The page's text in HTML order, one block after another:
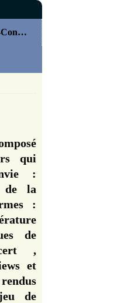
On joue (jeu de société-Concours)
qui
:
de la
:
de
,
et
de